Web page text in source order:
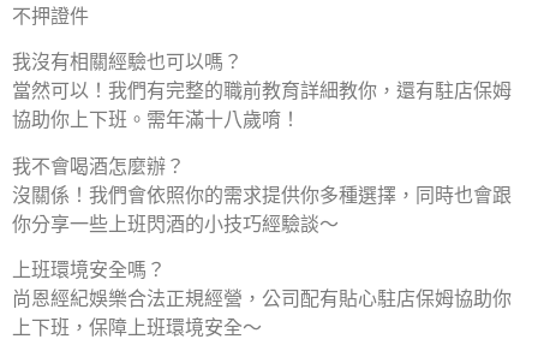
不押證件
我沒有相關經驗也可以嗎？
當然可以！我們有完整的職前教育詳細教你，還有駐店保姆
協助你上下班。需年滿十八歲唷！
我不會喝酒怎麼辦？
沒關係！我們會依照你的需求提供你多種選擇，同時也會跟
你分享一些上班閃酒的小技巧經驗談～
上班環境安全嗎？
尚恩經紀娛樂合法正規經營，公司配有貼心駐店保姆協助你
上下班，保障上班環境安全～